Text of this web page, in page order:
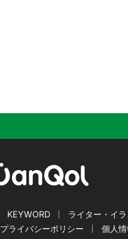
KEYWORD
ライター・イ
プライバシーポリシー
個人